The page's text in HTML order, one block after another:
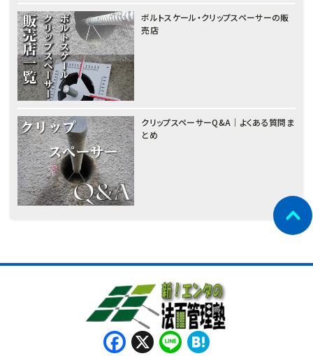
ボルトスケール・クリップスペーサーの販
売店
クリップスペーサーQ&A｜よくある質問ま
とめ
Facebook
X Line